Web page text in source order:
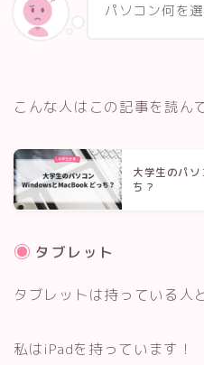
パソコン何を
こんな人はこの記事を読ん
大学生のパ
ち？
タブレット
タブレットは持っている人
私はiPadを持っています！